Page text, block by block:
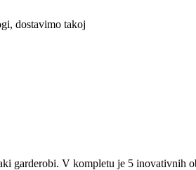
dostavimo takoj
garderobi. V kompletu je 5 inovativnih